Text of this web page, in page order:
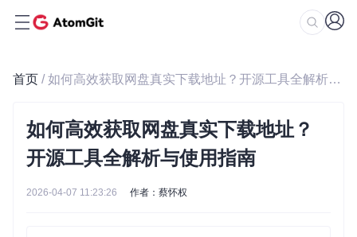
首页 / 如何高效获取网盘真实下载地址？开源工具全解析与使用指南
如何高效获取网盘真实下载地址？
开源工具全解析与使用指南
2026-04-07 11:23:26 作者：蔡怀权